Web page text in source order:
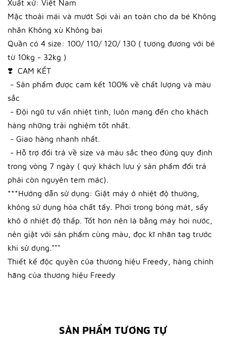
Xuất xứ: Việt Nam
Mặc thoải mái và mướt Sợi vải an toàn cho da bé Không
nhăn Không xù Không bai
Quần có 4 size: 100/ 110/ 120/ 130 ( tương đương với bé
từ 10kg - 32kg )
❣️ CAM KẾT
- Sản phẩm được cam kết 100% về chất lượng và màu
sắc
- Đội ngũ tư vấn nhiệt tình, luôn mang đến cho khách
hàng những trải nghiệm tốt nhất.
- Giao hàng nhanh nhất.
- Hỗ trợ đổi trả về size và màu sắc theo đúng quy định
trong vòng 7 ngày ( quý khách lưu ý sản phẩm đổi trả
phải còn nguyên tem mác).
***Hướng dẫn sử dụng: Giặt máy ở nhiệt độ thường,
không sử dụng hóa chất tẩy. Phơi trong bóng mát, sấy
khô ở nhiệt độ thấp. Tốt hơn nên là bằng máy hơi nước,
nên giặt với sản phẩm cùng màu, đọc kĩ nhãn tag trước
khi sử dụng."""
Thiết kế độc quyền của thương hiệu Freedy, hàng chính
hãng của thương hiệu Freedy
SẢN PHẨM TƯƠNG TỰ